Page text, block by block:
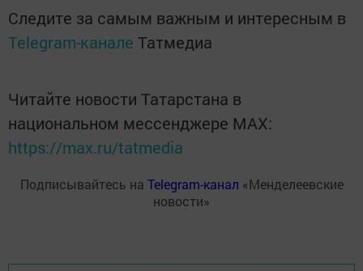
Следите за самым важным и интересным в
Telegram-канале Татмедиа
Читайте новости Татарстана в
национальном мессенджере MАХ:
https://max.ru/tatmedia
Подписывайтесь на Telegram-канал «Менделеевские
новости»